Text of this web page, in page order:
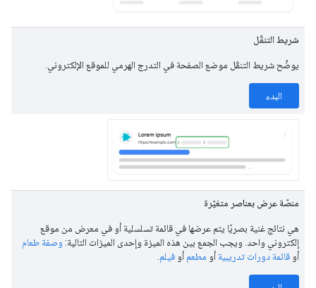
شريط التنقّل
يوضِّح شريط التنقّل موضع الصفحة في التدرج الهرمي للموقع الإلكتروني.
البدء
منصّة عرض بعناصر متغيّرة
هي نتائج غنية بصريًا يتم عرضها في قائمة تسلسلية أو في معرض من موقع
إلكتروني واحد. ويجب الجمع بين هذه الميزة وإحدى الميزات التالية: وصفة طعام
أو قائمة دورات تدريبية أو مطعم أو فيلم